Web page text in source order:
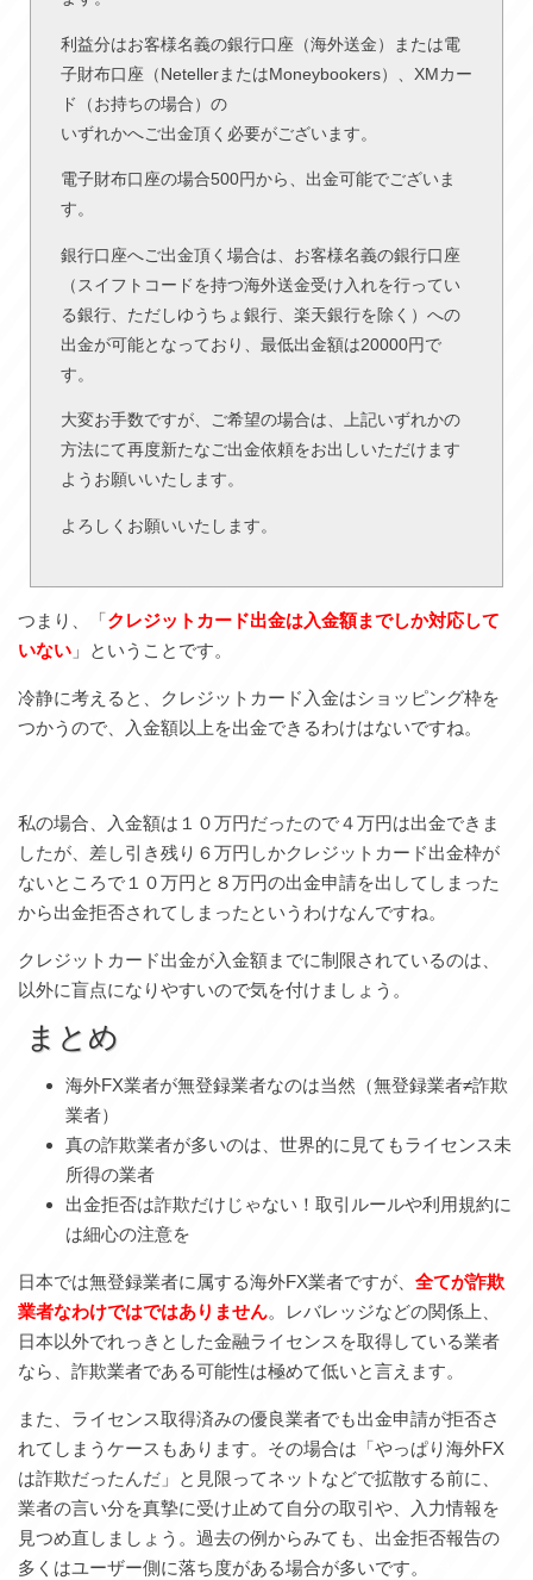
利益分はお客様名義の銀行口座（海外送金）または電
子財布口座（NetellerまたはMoneybookers）、XMカー
ド（お持ちの場合）の
いずれかへご出金頂く必要がございます。
電子財布口座の場合500円から、出金可能でございま
す。
銀行口座へご出金頂く場合は、お客様名義の銀行口座
（スイフトコードを持つ海外送金受け入れを行ってい
る銀行、ただしゆうちょ銀行、楽天銀行を除く）への
出金が可能となっており、最低出金額は20000円で
す。
大変お手数ですが、ご希望の場合は、上記いずれかの
方法にて再度新たなご出金依頼をお出しいただけます
ようお願いいたします。
よろしくお願いいたします。
つまり、「クレジットカード出金は入金額までしか対応して
いない 」ということです。
冷静に考えると、クレジットカード入金はショッピング枠を
つかうので、入金額以上を出金できるわけはないですね。
私の場合、入金額は１０万円だったので４万円は出金できま
したが、差し引き残り６万円しかクレジットカード出金枠が
ないところで１０万円と８万円の出金申請を出してしまった
から出金拒否されてしまったというわけなんですね。
クレジットカード出金が入金額までに制限されているのは、
以外に盲点になりやすいので気を付けましょう。
まとめ
海外FX業者が無登録業者なのは当然（無登録業者≠詐欺
業者）
真の詐欺業者が多いのは、世界的に見てもライセンス未
所得の業者
出金拒否は詐欺だけじゃない！取引ルールや利用規約に
は細心の注意を
日本では無登録業者に属する海外FX業者ですが、 全てが詐欺
業者なわけではではありません。レバレッジなどの関係上、
日本以外でれっきとした金融ライセンスを取得している業者
なら、詐欺業者である可能性は極めて低いと言えます。
また、ライセンス取得済みの優良業者でも出金申請が拒否さ
れてしまうケースもあります。その場合は「やっぱり海外FX
は詐欺だったんだ」と見限ってネットなどで拡散する前に、
業者の言い分を真摯に受け止めて自分の取引や、入力情報を
見つめ直しましょう。過去の例からみても、出金拒否報告の
多くはユーザー側に落ち度がある場合が多いです。